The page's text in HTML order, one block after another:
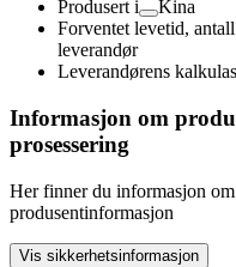
Produsert i
Kina
Forventet levetid,
leverandør
Leverandørens
Informasjon om
prosessering
Her finner du informasjon
produsentinformasjon
Vis sikkerhetsinformasjon